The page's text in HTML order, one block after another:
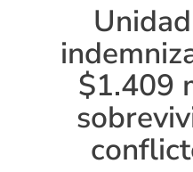
$1.409